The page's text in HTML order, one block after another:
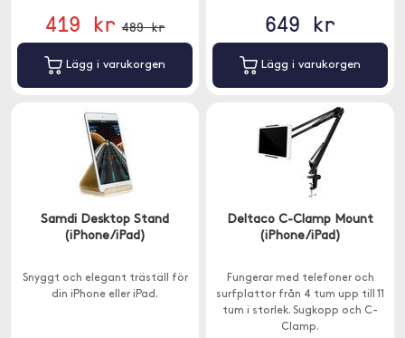
419 kr 489 kr
Lägg i varukorgen
649 kr
Lägg i varukorgen
Samdi Desktop Stand
(iPhone/iPad)
Snyggt och elegant träställ för
din iPhone eller iPad.
Deltaco C-Clamp Mount
(iPhone/iPad)
Fungerar med telefoner och
surfplattor från 4 tum upp till 11
tum i storlek. Sugkopp och C-
Clamp.